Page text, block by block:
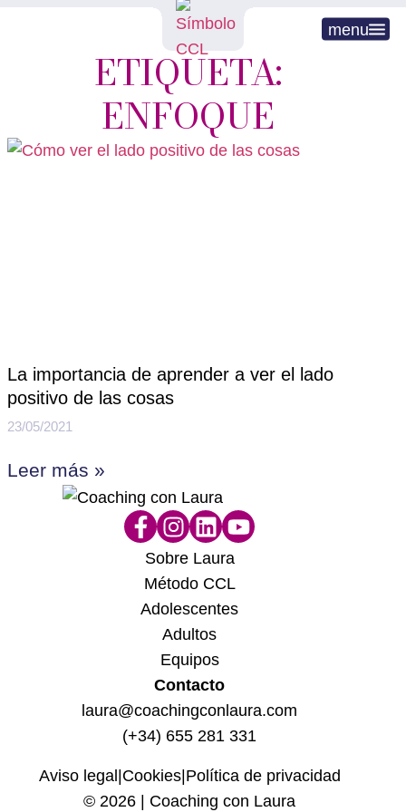
menu
ETIQUETA:
ENFOQUE
La importancia de aprender a ver el lado
positivo de las cosas
23/05/2021
Leer más »
Sobre Laura
Método CCL
Adolescentes
Adultos
Equipos
Contacto
laura@coachingconlaura.com
(+34) 655 281 331
© 2026 | Coaching con Laura
Aviso legal Cookies| Política de privacidad